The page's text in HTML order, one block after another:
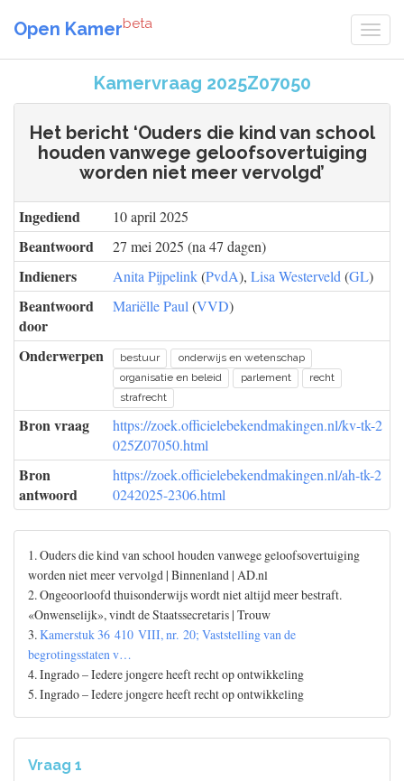
Open Kamerbeta
Kamervraag 2025Z07050
Het bericht ‘Ouders die kind van school
houden vanwege geloofsovertuiging
worden niet meer vervolgd’
Ingediend 10 april 2025
Beantwoord 27 mei 2025 (na 47 dagen)
Indieners Anita Pijpelink(PvdA), Lisa Westerveld (GL)
Beantwoord
door
Mariëlle Paul (VVD)
Onderwerpen bestuur
onderwijs en wetenschap
organisatie en beleid
parlement
recht
strafrecht
Bron vraag
https://zoek.officielebekendmakingen.nl/kv-tk-2
025Z07050.html
Bron
antwoord
https://zoek.officielebekendmakingen.nl/ah-tk-2
0242025-2306.html
1. Ouders die kind van school houden vanwege geloofsovertuiging
worden niet meer vervolgd | Binnenland | AD.nl
2. Ongeoorloofd thuisonderwijs wordt niet altijd meer bestraft.
«Onwenselijk», vindt de Staatssecretaris | Trouw
3.Kamerstuk 36 410 VIII, nr. 20; Vaststelling van de
begrotingsstaten v…
4. Ingrado – Iedere jongere heeft recht op ontwikkeling
5. Ingrado – Iedere jongere heeft recht op ontwikkeling
Vraag 1